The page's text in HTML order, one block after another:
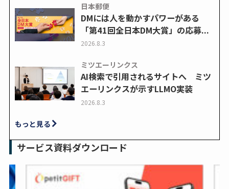
日本郵便
DMには人を動かすパワーがある
「第41回全日本DM大賞」の応募...
2026.8.3
ミツエーリンクス
AI検索で引用されるサイトへ ミツ
エーリンクスが示すLLMO実装
2026.8.3
もっと見る
サービス資料ダウンロード